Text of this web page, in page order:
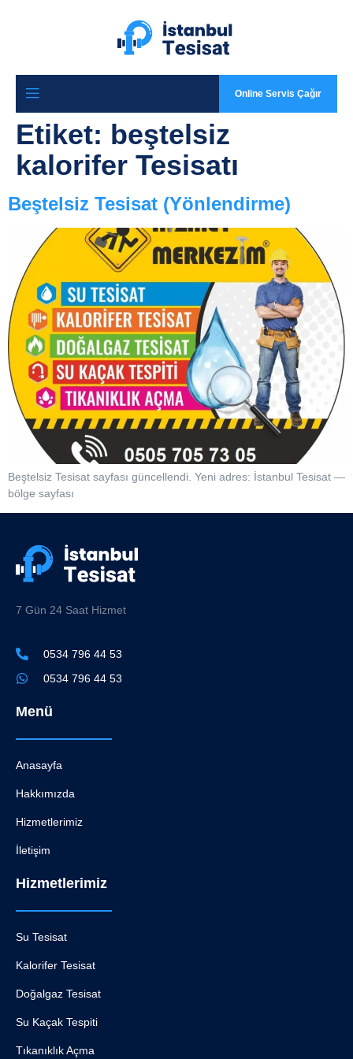
Online Servis Çağır
Etiket: beştelsiz
kalorifer Tesisatı
Beştelsiz Tesisat (Yönlendirme)
Beştelsiz Tesisat sayfası güncellendi. Yeni adres: İstanbul Tesisat —
bölge sayfası
7 Gün 24 Saat Hizmet
0534 796 44 53
0534 796 44 53
Menü
Anasayfa
Hakkımızda
Hizmetlerimiz
İletişim
Hizmetlerimiz
Su Tesisat
Kalorifer Tesisat
Doğalgaz Tesisat
Su Kaçak Tespiti
Tıkanıklık Açma